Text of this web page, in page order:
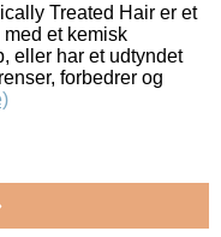
Treated Hair er et
et kemisk
eller har et udtyndet
forbedrer og